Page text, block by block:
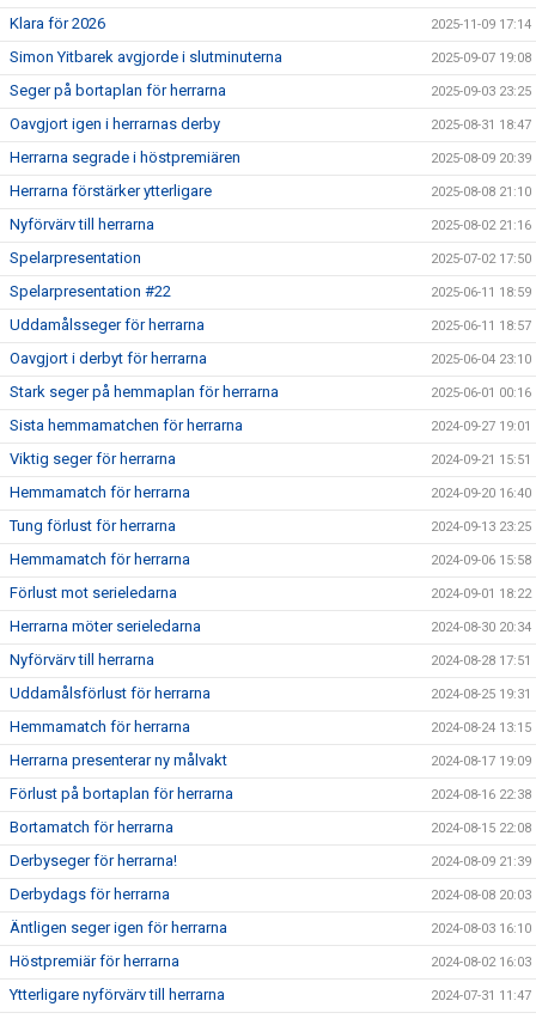
Klara för 2026 2025-11-09 17:14
Simon Yitbarek avgjorde i slutminuterna 2025-09-07 19:08
Seger på bortaplan för herrarna 2025-09-03 23:25
Oavgjort igen i herrarnas derby 2025-08-31 18:47
Herrarna segrade i höstpremiären 2025-08-09 20:39
Herrarna förstärker ytterligare 2025-08-08 21:10
Nyförvärv till herrarna 2025-08-02 21:16
Spelarpresentation 2025-07-02 17:50
Spelarpresentation #22 2025-06-11 18:59
Uddamålsseger för herrarna 2025-06-11 18:57
Oavgjort i derbyt för herrarna 2025-06-04 23:10
Stark seger på hemmaplan för herrarna 2025-06-01 00:16
Sista hemmamatchen för herrarna 2024-09-27 19:01
Viktig seger för herrarna 2024-09-21 15:51
Hemmamatch för herrarna 2024-09-20 16:40
Tung förlust för herrarna 2024-09-13 23:25
Hemmamatch för herrarna 2024-09-06 15:58
Förlust mot serieledarna 2024-09-01 18:22
Herrarna möter serieledarna 2024-08-30 20:34
Nyförvärv till herrarna 2024-08-28 17:51
Uddamålsförlust för herrarna 2024-08-25 19:31
Hemmamatch för herrarna 2024-08-24 13:15
Herrarna presenterar ny målvakt 2024-08-17 19:09
Förlust på bortaplan för herrarna 2024-08-16 22:38
Bortamatch för herrarna 2024-08-15 22:08
Derbyseger för herrarna! 2024-08-09 21:39
Derbydags för herrarna 2024-08-08 20:03
Äntligen seger igen för herrarna 2024-08-03 16:10
Höstpremiär för herrarna 2024-08-02 16:03
Ytterligare nyförvärv till herrarna 2024-07-31 11:47